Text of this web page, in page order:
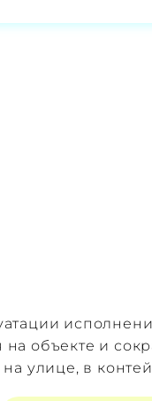
объекте и
улице, в